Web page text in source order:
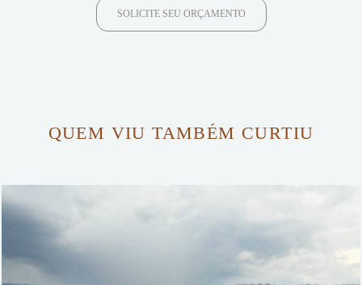
SOLICITE SEU ORÇAMENTO
QUEM VIU TAMBÉM CURTIU